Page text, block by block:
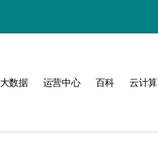
大数据 运营中心 百科 云计算